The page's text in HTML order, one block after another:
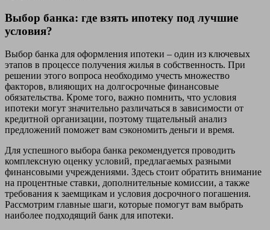
Выбор банка: где взять ипотеку под лучшие
условия?
Выбор банка для оформления ипотеки – один из ключевых
этапов в процессе получения жилья в собственность. При
решении этого вопроса необходимо учесть множество
факторов, влияющих на долгосрочные финансовые
обязательства. Кроме того, важно помнить, что условия
ипотеки могут значительно различаться в зависимости от
кредитной организации, поэтому тщательный анализ
предложений поможет вам сэкономить деньги и время.
Для успешного выбора банка рекомендуется проводить
комплексную оценку условий, предлагаемых разными
финансовыми учреждениями. Здесь стоит обратить внимание
на процентные ставки, дополнительные комиссии, а также
требования к заемщикам и условия досрочного погашения.
Рассмотрим главные шаги, которые помогут вам выбрать
наиболее подходящий банк для ипотеки.